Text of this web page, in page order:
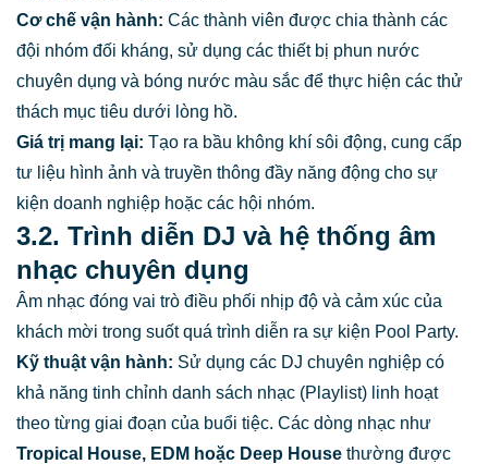
Cơ chế vận hành: Các thành viên được chia thành các
đội nhóm đối kháng, sử dụng các thiết bị phun nước
chuyên dụng và bóng nước màu sắc để thực hiện các thử
thách mục tiêu dưới lòng hồ.
Giá trị mang lại: Tạo ra bầu không khí sôi động, cung cấp
tư liệu hình ảnh và truyền thông đầy năng động cho sự
kiện doanh nghiệp hoặc các hội nhóm.
3.2. Trình diễn DJ và hệ thống âm
nhạc chuyên dụng
Âm nhạc đóng vai trò điều phối nhịp độ và cảm xúc của
khách mời trong suốt quá trình diễn ra sự kiện Pool Party.
Kỹ thuật vận hành: Sử dụng các DJ chuyên nghiệp có
khả năng tinh chỉnh danh sách nhạc (Playlist) linh hoạt
theo từng giai đoạn của buổi tiệc. Các dòng nhạc như
Tropical House, EDM hoặc Deep House thường được